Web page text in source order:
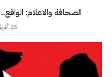
الصحافة والاعلام:
15 أفريل، 2026